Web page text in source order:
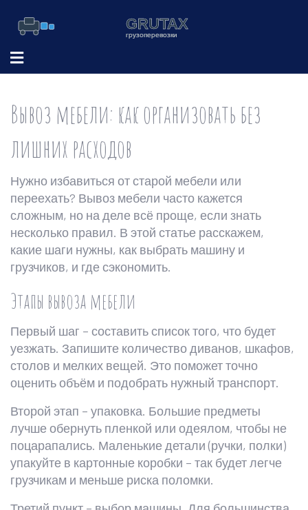
Вывоз мебели: как организовать без
лишних расходов
Нужно избавиться от старой мебели или
переехать? Вывоз мебели часто кажется
сложным, но на деле всё проще, если знать
несколько правил. В этой статье расскажем,
какие шаги нужны, как выбрать машину и
грузчиков, и где сэкономить.
Этапы вывоза мебели
Первый шаг – составить список того, что будет
уезжать. Запишите количество диванов, шкафов,
столов и мелких вещей. Это поможет точно
оценить объём и подобрать нужный транспорт.
Второй этап – упаковка. Большие предметы
лучше обернуть пленкой или одеялом, чтобы не
поцарапались. Маленькие детали (ручки, полки)
упакуйте в картонные коробки – так будет легче
грузчикам и меньше риска поломки.